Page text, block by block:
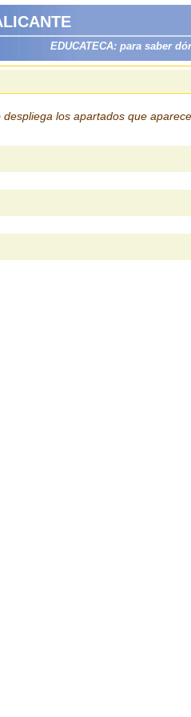
EDUCATECA: para saber
despliega los apartados que